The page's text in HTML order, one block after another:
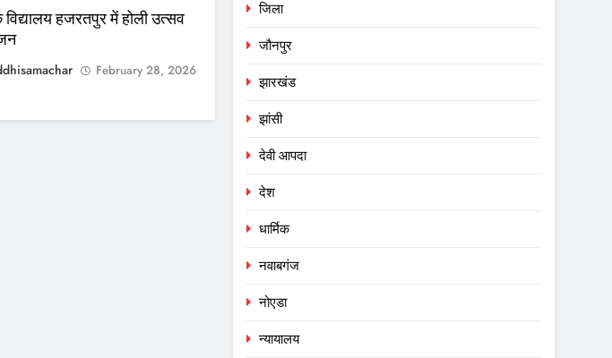
विद्यालय हजरतपुर में होली उत्सव
February 28, 2026
जिला
जौनपुर
झारखंड
झांसी
देवी आपदा
देश
धार्मिक
नवाबगंज
नोएडा
न्यायालय